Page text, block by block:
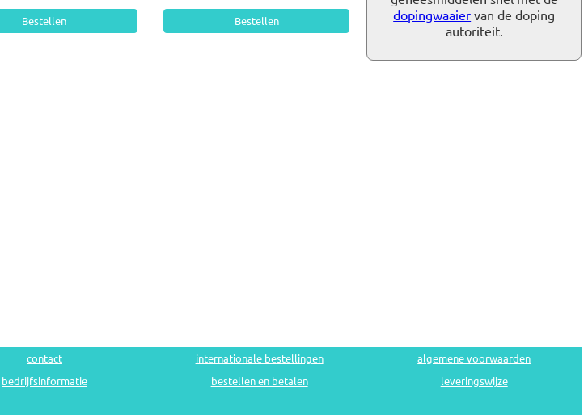
dopingwaaier van de doping
autoriteit.
contact internationale bestellingen
algemene voorwaarden
bedrijfsinformatie bestellen en betalen
leveringswijze